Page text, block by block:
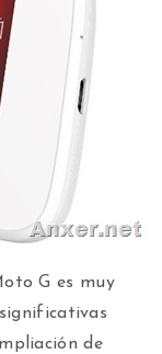
G es muy
de